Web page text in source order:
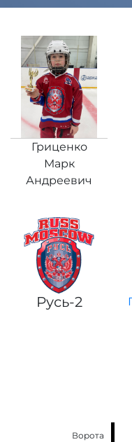
Гриценко
Марк
Андреевич
Русь-2
Ворота